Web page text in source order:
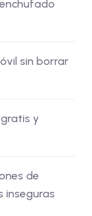
sin borrar
y
de
inseguras